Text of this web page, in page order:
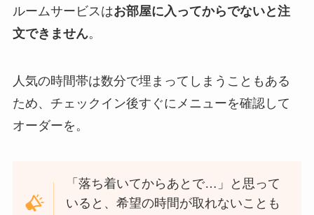
ルームサービスはお部屋に入ってからでないと注
文できません。
人気の時間帯は数分で埋まってしまうこともある
ため、チェックイン後すぐにメニューを確認して
オーダーを。
「落ち着いてからあとで…」と思って
いると、希望の時間が取れないことも